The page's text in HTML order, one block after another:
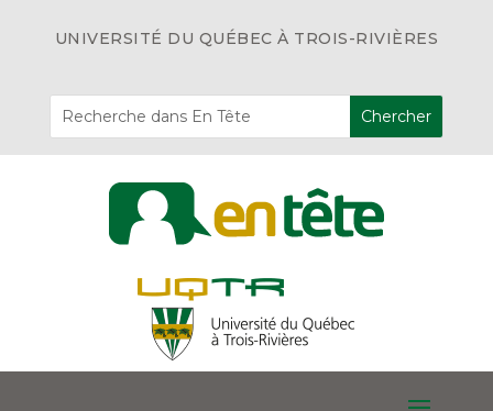
UNIVERSITÉ DU QUÉBEC À TROIS-RIVIÈRES